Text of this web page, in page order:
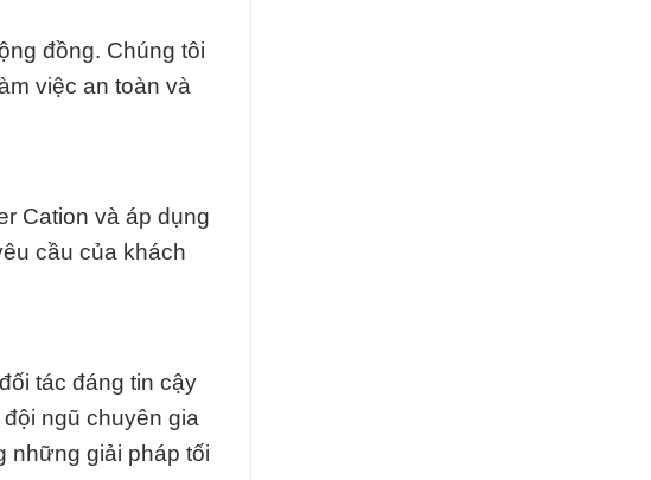
đồng. Chúng tôi
việc an toàn và
Cation và áp dụng
cầu của khách
tác đáng tin cậy
ngũ chuyên gia
những giải pháp tối